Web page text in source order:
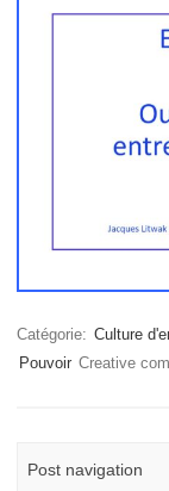
Catégorie: Culture
Pouvoir Creative
Post navigation